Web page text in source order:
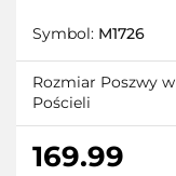
Symbol: M1726
Rozmiar Poszwy w
Pościeli
169.99